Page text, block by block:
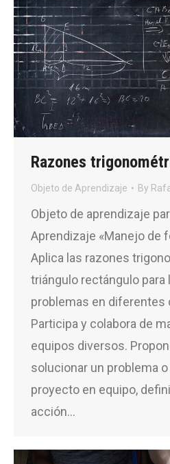
Razones
Objeto de Aprendizaje By
Objeto de aprendizaje
Aprendizaje «Manejo de
Aplica las razones
triángulo rectángulo para
problemas en diferentes
Participa y colabora de
equipos diversos.
solucionar un problema
proyecto en equipo,
acción…